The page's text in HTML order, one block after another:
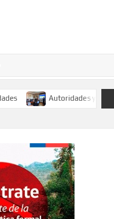
Autoridades y pequeños